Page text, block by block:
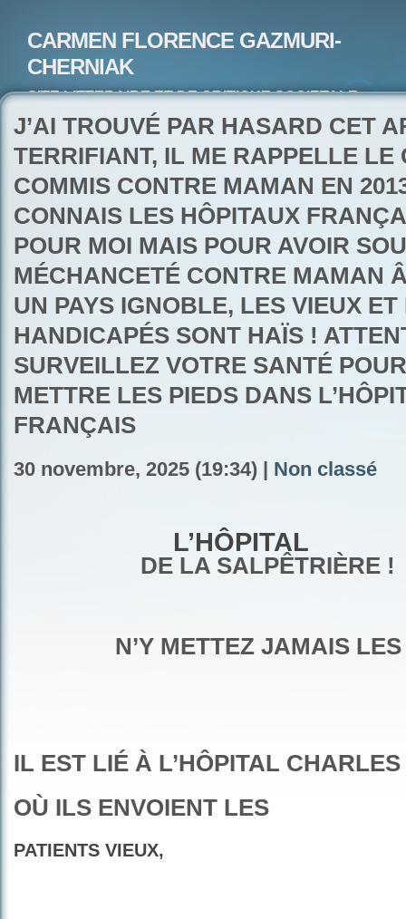
CARMEN FLORENCE GAZMURI-
CHERNIAK
SITE LITTERAIRE ET DE CRITIQUE SOCIETALE-
ARTISTE PEINTRE ET POETE-ECRIVAIN
J’AI TROUVÉ PAR HASARD CET
TERRIFIANT, IL ME RAPPELLE LE
COMMIS CONTRE MAMAN EN
CONNAIS LES HÔPITAUX
POUR MOI MAIS POUR AVOIR
MÉCHANCETÉ CONTRE MAMAN
UN PAYS IGNOBLE, LES VIEUX ET
HANDICAPÉS SONT HAÏS !
SURVEILLEZ VOTRE SANTÉ
METTRE LES PIEDS DANS
FRANÇAIS
30 novembre, 2025 (19:34) | Non classé
L’HÔPITAL
DE LA SALPÊTRIÈRE !
N’Y METTEZ JAMAIS
IL EST LIÉ À L’HÔPITAL
OÙ ILS ENVOIENT LES
PATIENTS VIEUX,